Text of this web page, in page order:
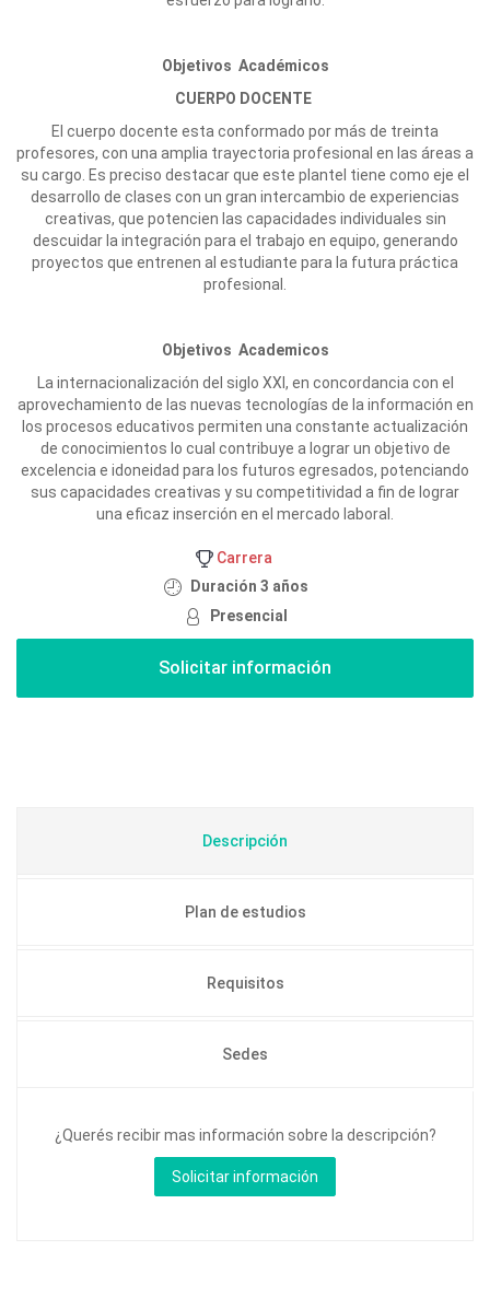
Objetivos Académicos
CUERPO DOCENTE
El cuerpo docente esta conformado por más de treinta
profesores, con una amplia trayectoria profesional en las áreas a
su cargo. Es preciso destacar que este plantel tiene como eje el
desarrollo de clases con un gran intercambio de experiencias
creativas, que potencien las capacidades individuales sin
descuidar la integración para el trabajo en equipo, generando
proyectos que entrenen al estudiante para la futura práctica
profesional.
Objetivos Academicos
La internacionalización del siglo XXI, en concordancia con el
aprovechamiento de las nuevas tecnologías de la información en
los procesos educativos permiten una constante actualización
de conocimientos lo cual contribuye a lograr un objetivo de
excelencia e idoneidad para los futuros egresados, potenciando
sus capacidades creativas y su competitividad a fin de lograr
una eficaz inserción en el mercado laboral.
Carrera
Duración 3 años
Presencial
Descripción
Plan de estudios
Requisitos
Sedes
¿Querés recibir mas información sobre la descripción?